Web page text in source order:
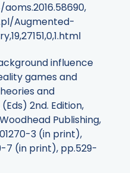
Augmented-
influence
games and
and
2nd. Edition,
Publishing,
3 (in print),
7 (in print), pp.529-